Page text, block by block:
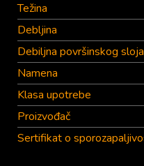
Težina
Debljina
Debiljna površinskog sloja
Namena
Klasa upotrebe
Proizvođač
Sertifikat o